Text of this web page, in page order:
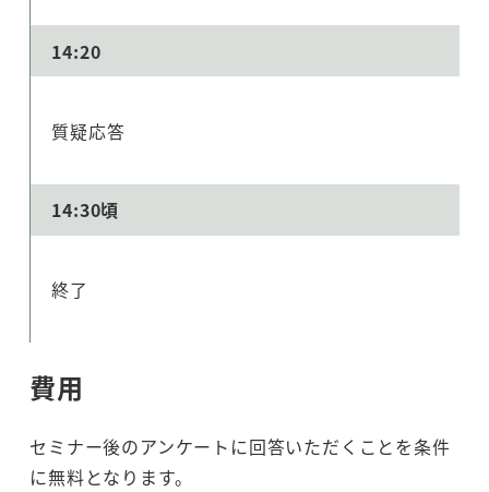
14:20
質疑応答
14:30頃
終了
費用
セミナー後のアンケートに回答いただくことを条件
に無料となります。